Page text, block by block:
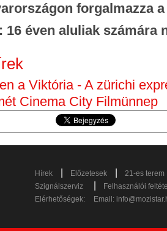
forgalmazza
16 éven aluliak számára
a Viktória - A zürichi
Cinema City Filmünnep
Hírek Előzetesek
21-es terem
Szignálszerviz
Felhasználói
Elérhetőségek:
Email: